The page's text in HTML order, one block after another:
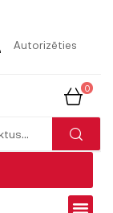
Autorizēties
0